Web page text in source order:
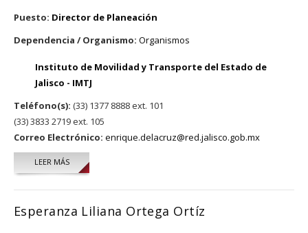
Puesto: Director de Planeación
Dependencia / Organismo: Organismos
Instituto de Movilidad y Transporte del Estado de
Jalisco - IMTJ
Teléfono(s): (33) 1377 8888 ext. 101
(33) 3833 2719 ext. 105
Correo Electrónico: enrique.delacruz@red.jalisco.gob.mx
LEER MÁSSOBRE ENRIQUE DE LA CRUZ CASTILLO
Esperanza Liliana Ortega Ortíz